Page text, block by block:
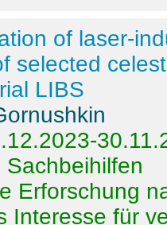
of laser-
selected
LIBS
Sachbeihilfen
Erforschung
Interesse für